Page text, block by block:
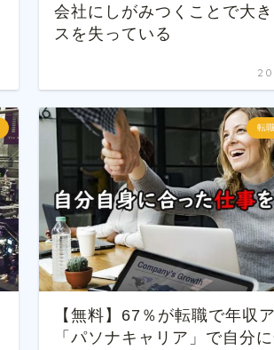
会社にしがみつくことで大
スを失っている
転
【無料】67％が転職で年収
「パソナキャリア」で自分